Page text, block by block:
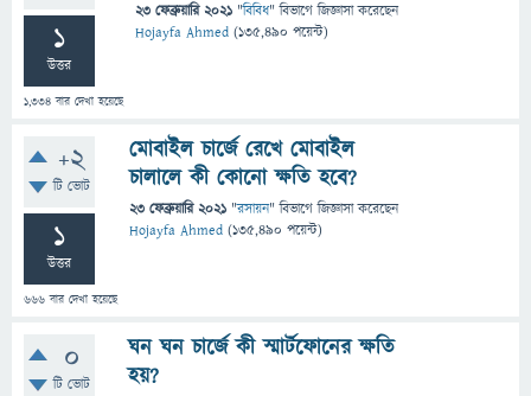
1
উত্তর
1,334 বার দেখা হয়েছে
23 ফেব্রুয়ারি 2021 "বিবিধ" বিভাগে জিজ্ঞাসাকরেছেন
Hojayfa Ahmed (135,490 পয়েন্ট)
+2
টি ভোট
1
উত্তর
666 বার দেখা হয়েছে
মোবাইল চার্জে রেখে মোবাইল
চালালে কী কোনো ক্ষতি হবে?
23 ফেব্রুয়ারি 2021 "রসায়ন" বিভাগে জিজ্ঞাসাকরেছেন
Hojayfa Ahmed (135,490 পয়েন্ট)
0
টি ভোট
ঘন ঘন চার্জে কী স্মার্টফোনের ক্ষতি
হয়?